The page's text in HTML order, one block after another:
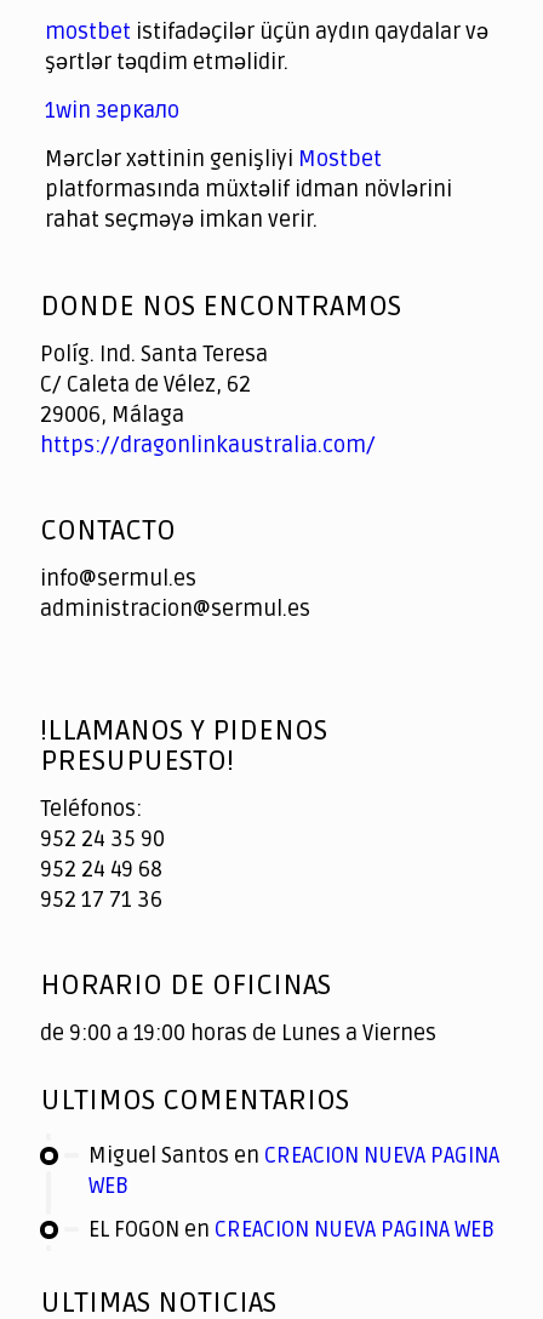
spintiger
Avabet
Spinrise
Crown Green
Crowngreen casino login
슈가 러쉬1000 슬롯
crazy time casino online
1xcasinozambia.com
codingworldnews.com
parimatch.kr
winorio
winorio casino
winorio
mostbet istifadəçilər üçün aydın qaydalar və
şərtlər təqdim etməlidir.
1win зеркало
Mərclər xəttinin genişliyi Mostbet
platformasında müxtəlif idman növlərini
rahat seçməyə imkan verir.
of
DONDE NOS ENCONTRAMOS
Políg. Ind. Santa Teresa
C/ Caleta de Vélez, 62
29006, Málaga
https://dragonlinkaustralia.com/
CONTACTO
info@sermul.es
administracion@sermul.es
!LLAMANOS Y PIDENOS
PRESUPUESTO!
Teléfonos:
952 24 35 90
952 24 49 68
952 17 71 36
HORARIO DE OFICINAS
de 9:00 a 19:00 horas de Lunes a Viernes
ULTIMOS COMENTARIOS
Miguel Santos en CREACION NUEVA PAGINA
WEB
EL FOGON en CREACION NUEVA PAGINA WEB
ULTIMAS NOTICIAS